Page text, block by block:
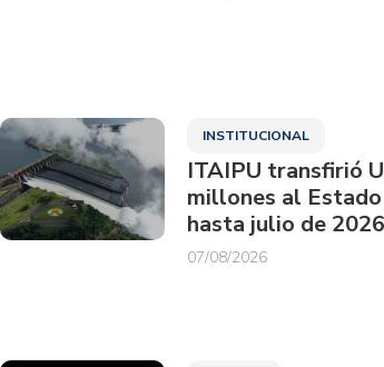
INSTITUCIONAL
ITAIPU transfirió
millones al
hasta julio de
07/08/2026